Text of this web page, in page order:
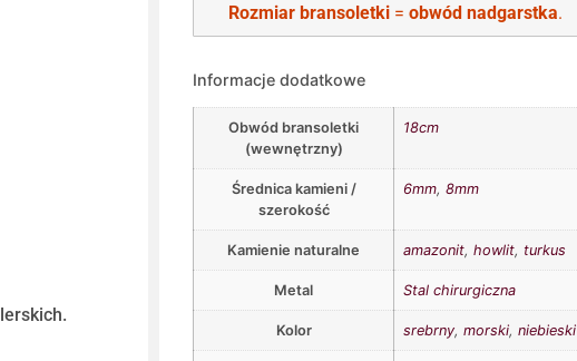
Rozmiar bransoletki= obwód nadgarstka.
Informacje dodatkowe
Obwód bransoletki
(wewnętrzny)
18cm
Średnica kamieni /
szerokość
6mm,8mm
Kamienie naturalne amazonit,howlit, turkus
Metal Stal chirurgiczna
Kolor srebrny,morski,niebieski